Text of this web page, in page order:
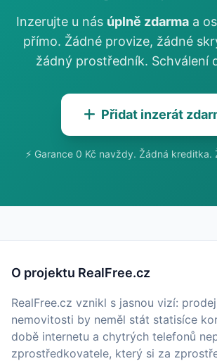
Inzerujte u nás úplně zdarmaa
přímo. Žádné provize, žádné
žádný prostředník. Schválení
Přidat inzerát
⚡ Garance 0 Kč navždy. Žádná
O projektu RealFree.cz
RealFree.cz vznikl s jasnou vizí:
nemovitosti by neměl stát statisíce
době internetu a chytrých telefonů
zprostředkovatele, který si za